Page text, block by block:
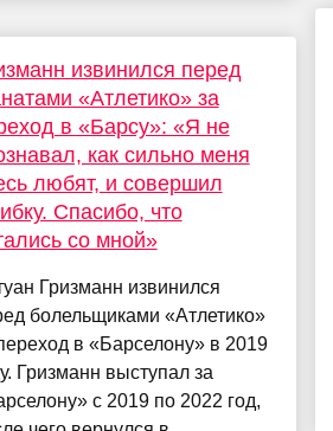
извинился перед
«Атлетико» за
в «Барсу»: «Я не
как сильно меня
любят, и совершил
Спасибо, что
со мной»
Гризманн извинился
болельщиками «Атлетико»
в «Барселону» в 2019
Гризманн выступал за
с 2019 по 2022 год,